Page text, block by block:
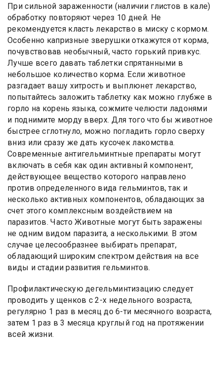
При сильной зараженности (наличии глистов в кале)
обработку повторяют через 10 дней. Не
рекомендуется класть лекарство в миску с кормом.
Особенно капризные зверушки откажутся от корма,
почувствовав необычный, часто горький привкус.
Лучше всего давать таблетки спрятанными в
небольшое количество корма. Если животное
разгадает вашу хитрость и выплюнет лекарство,
попытайтесь заложить таблетку как можно глубже в
горло на корень языка, сожмите челюсти ладонями
и поднимите морду вверх. Для того что бы животное
быстрее сглотнуло, можно погладить горло сверху
вниз или сразу же дать кусочек лакомства.
Современные антигельминтные препараты могут
включать в себя как один активный компонент,
действующее вещество которого направлено
против определенного вида гельминтов, так и
несколько активных компонентов, обладающих за
счет этого комплексным воздействием на
паразитов. Часто Животные могут быть заражены
не одним видом паразита, а несколькими. В этом
случае целесообразнее выбирать препарат,
обладающий широким спектром действия на все
виды и стадии развития гельминтов.
Профилактическую дегельминтизацию следует
проводить у щенков с 2-х недельного возраста,
регулярно 1 раз в месяц до 6-ти месячного возраста,
затем 1 раз в 3 месяца круглый год на протяжении
всей жизни.